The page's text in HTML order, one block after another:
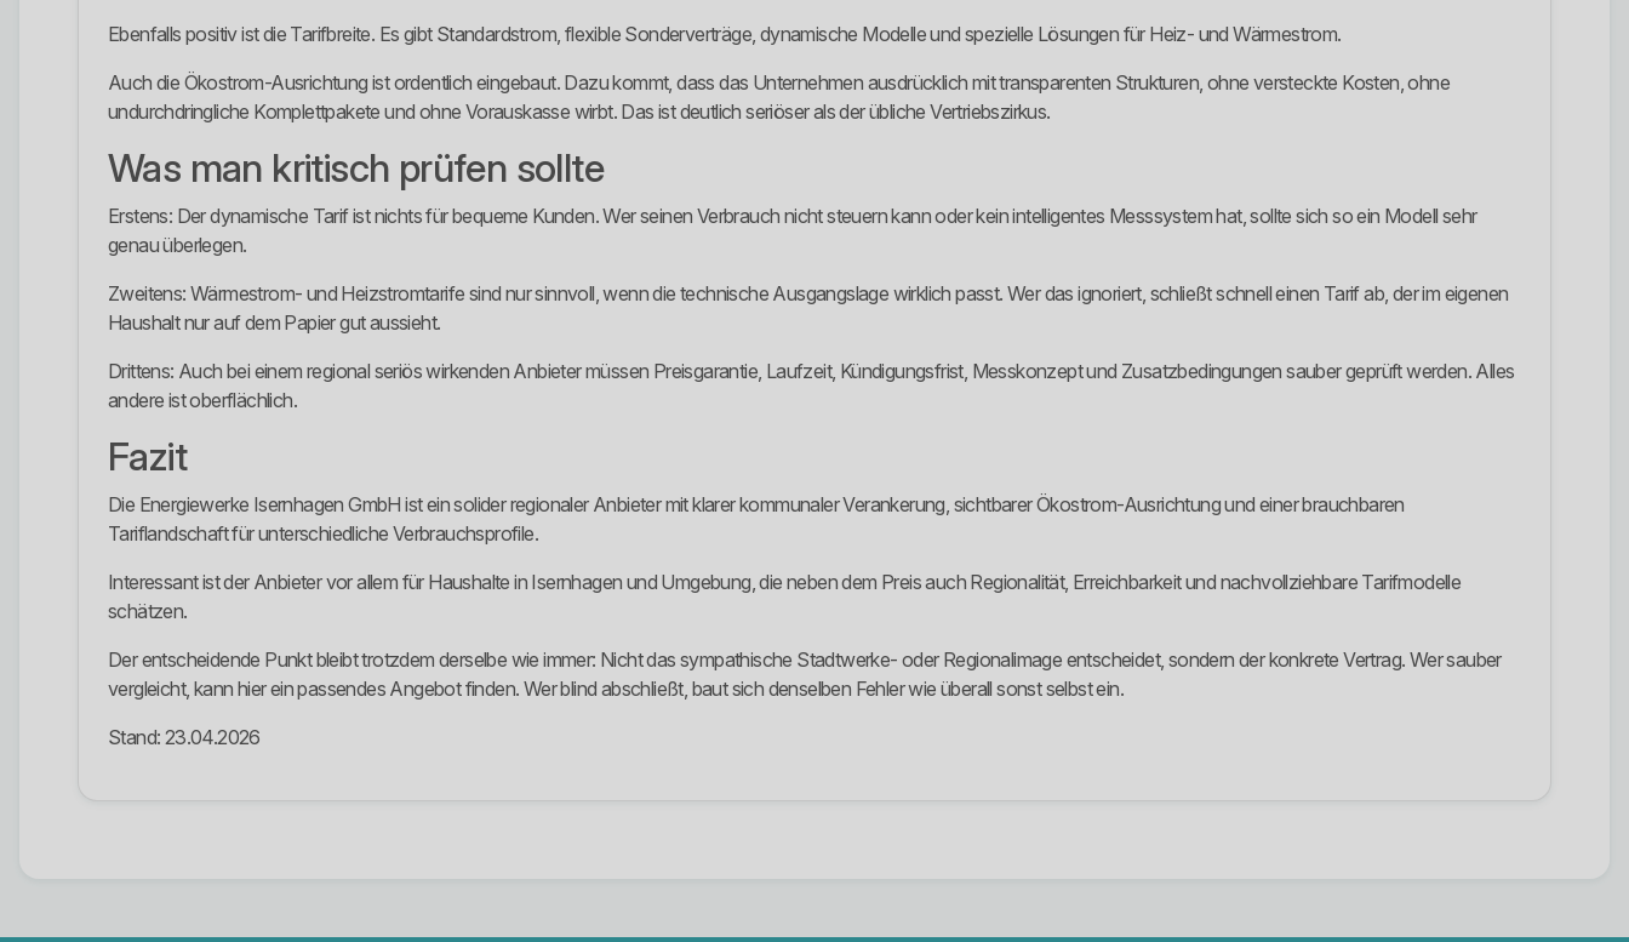
Ebenfalls positiv ist die Tarifbreite. Es gibt Standardstrom, flexible Sonderverträge, dynamische Modelle und spezielle Lösungen für Heiz- und Wärmestrom.
Auch die Ökostrom-Ausrichtung ist ordentlich eingebaut. Dazu kommt, dass das Unternehmen ausdrücklich mit transparenten Strukturen, ohne versteckte Kosten, ohne
undurchdringliche Komplettpakete und ohne Vorauskasse wirbt. Das ist deutlich seriöser als der übliche Vertriebszirkus.
Was man kritisch prüfen sollte
Erstens: Der dynamische Tarif ist nichts für bequeme Kunden. Wer seinen Verbrauch nicht steuern kann oder kein intelligentes Messsystem hat, sollte sich so ein Modell sehr
genau überlegen.
Zweitens: Wärmestrom- und Heizstromtarife sind nur sinnvoll, wenn die technische Ausgangslage wirklich passt. Wer das ignoriert, schließt schnell einen Tarif ab, der im eigenen
Haushalt nur auf dem Papier gut aussieht.
Drittens: Auch bei einem regional seriös wirkenden Anbieter müssen Preisgarantie, Laufzeit, Kündigungsfrist, Messkonzept und Zusatzbedingungen sauber geprüft werden. Alles
andere ist oberflächlich.
Fazit
Die Energiewerke Isernhagen GmbH ist ein solider regionaler Anbieter mit klarer kommunaler Verankerung, sichtbarer Ökostrom-Ausrichtung und einer brauchbaren
Tariflandschaft für unterschiedliche Verbrauchsprofile.
Interessant ist der Anbieter vor allem für Haushalte in Isernhagen und Umgebung, die neben dem Preis auch Regionalität, Erreichbarkeit und nachvollziehbare Tarifmodelle
schätzen.
Der entscheidende Punkt bleibt trotzdem derselbe wie immer: Nicht das sympathische Stadtwerke- oder Regionalimage entscheidet, sondern der konkrete Vertrag. Wer sauber
vergleicht, kann hier ein passendes Angebot finden. Wer blind abschließt, baut sich denselben Fehler wie überall sonst selbst ein.
Stand: 23.04.2026